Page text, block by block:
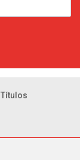
Títulos